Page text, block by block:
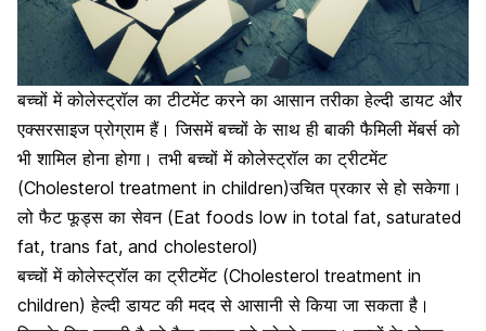
बच्चों में कोलेस्ट्रॉल का टीटमेंट करने का आसान तरीका हेल्दी डायट और
एक्सरसाइज प्रोग्राम हैं। जिसमें बच्चों के साथ ही बाकी फैमिली मेंबर्स को
भी शामिल होना होगा। तभी बच्चों में कोलेस्ट्रॉल का ट्रीटमेंट
(Cholesterol treatment in children)उचित प्रकार से हो सकेगा।
लो फैट फूड्स का सेवन (Eat foods low in total fat, saturated
fat, trans fat, and cholesterol)
बच्चों में कोलेस्ट्रॉल का ट्रीटमेंट (Cholesterol treatment in
children) हेल्दी डायट की मदद से आसानी से किया जा सकता है।